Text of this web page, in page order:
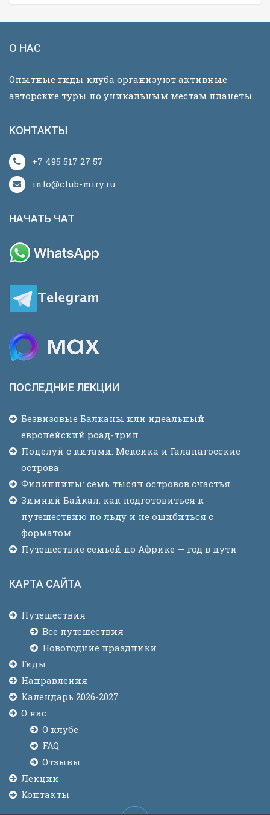
О НАС
Опытные гиды клуба организуют активные
авторские туры по уникальным местам планеты.
КОНТАКТЫ
+7 495 517 27 57
info@club-miry.ru
НАЧАТЬ ЧАТ
ПОСЛЕДНИЕ ЛЕКЦИИ
Безвизовые Балканы или идеальный
европейский роад-трип
Поцелуй с китами: Мексика и Галапагосские
острова
Филиппины: семь тысяч островов счастья
Зимний Байкал: как подготовиться к
путешествию по льду и не ошибиться с
форматом
Путешествие семьей по Африке — год в пути
КАРТА САЙТА
Путешествия
Все путешествия
Новогодние праздники
Гиды
Направления
Календарь 2026-2027
О нас
О клубе
FAQ
Отзывы
Лекции
Контакты